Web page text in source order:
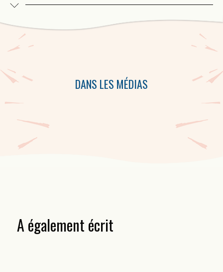
pratique nécessaire de la parole.
DANS LES MÉDIAS
A également écrit